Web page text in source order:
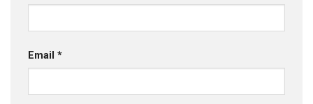
Email *